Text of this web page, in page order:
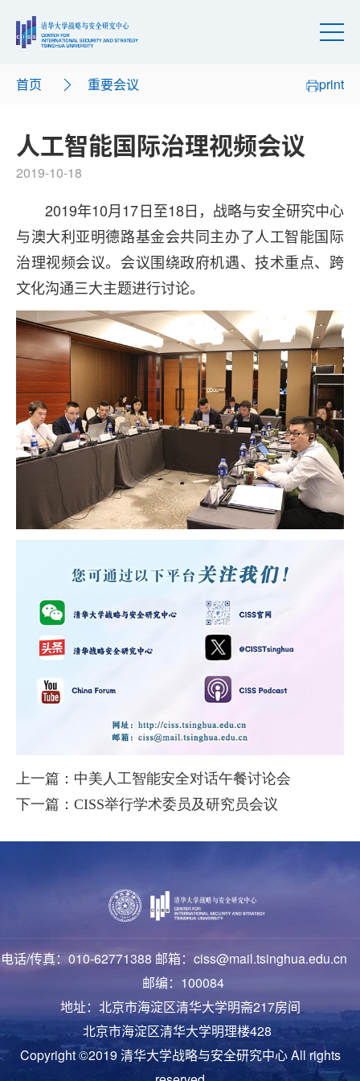
首页 重要会议 print
人工智能国际治理视频会议
2019-10-18
2019年10月17日至18日，战略与安全研究中心
与澳大利亚明德路基金会共同主办了人工智能国际
治理视频会议。会议围绕政府机遇、技术重点、跨
文化沟通三大主题进行讨论。
上一篇：中美人工智能安全对话午餐讨论会
下一篇：CISS举行学术委员及研究员会议
电话/传真：010-62771388 邮箱：ciss@mail.tsinghua.edu.cn
邮编：100084
地址：北京市海淀区清华大学明斋217房间
北京市海淀区清华大学明理楼428
Copyright ©2019 清华大学战略与安全研究中心 All rights